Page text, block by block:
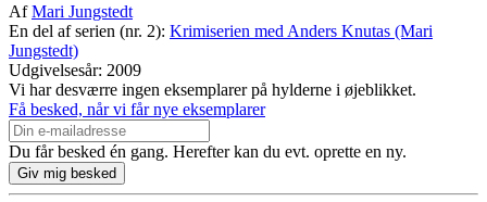
AfMari Jungstedt
En del af serien (nr. 2): Krimiserien med Anders Knutas (Mari
Jungstedt)
Udgivelsesår: 2009
Vi har desværre ingen eksemplarer på hylderne i øjeblikket.
Få besked, når vi får nye eksemplarer
Du får besked én gang. Herefter kan du evt. oprette en ny.